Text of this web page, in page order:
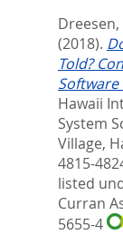
Dreesen,
(2018).
Told?
Software
Hawaii
System
Village,
4815-
listed
Curran
5655-4